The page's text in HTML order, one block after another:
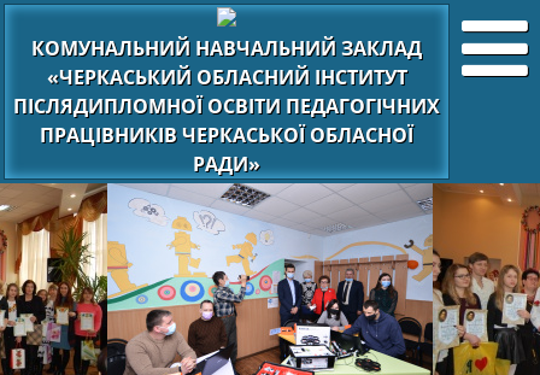
КОМУНАЛЬНИЙ НАВЧАЛЬНИЙ ЗАКЛАД
«ЧЕРКАСЬКИЙ ОБЛАСНИЙ ІНСТИТУТ
ПІСЛЯДИПЛОМНОЇ ОСВІТИ ПЕДАГОГІЧНИХ
ПРАЦІВНИКІВ ЧЕРКАСЬКОЇ ОБЛАСНОЇ
РАДИ»